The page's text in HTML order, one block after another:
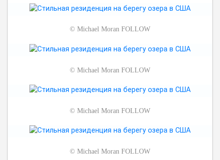
© Michael Moran FOLLOW
© Michael Moran FOLLOW
© Michael Moran FOLLOW
© Michael Moran FOLLOW